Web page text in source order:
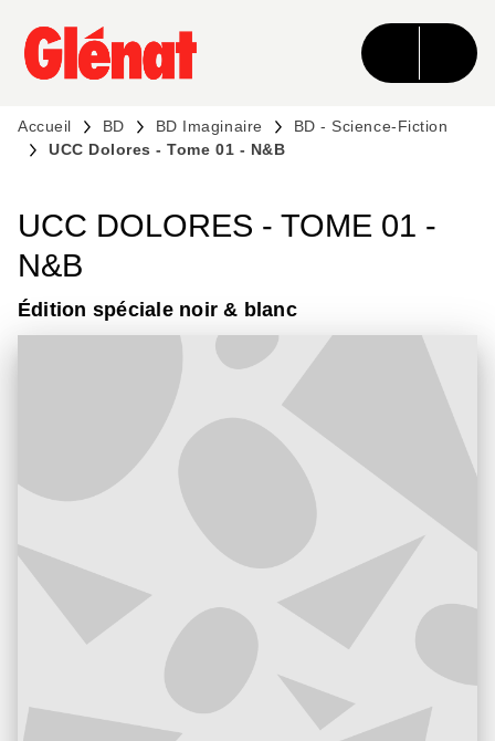
MENU RECHERCHE CONTENU
PIED DE PAGE
Accueil BD BD Imaginaire
BD - Science-Fiction
UCC Dolores - Tome 01 - N&B
UCC DOLORES - TOME 01 -
N&B
Édition spéciale noir & blanc